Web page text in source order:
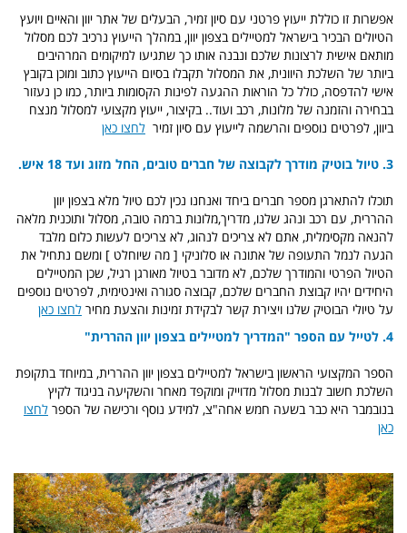
אפשרות זו כוללת ייעוץ פרטני עם סיון זמיר, הבעלים של אתר יוון והאיים ויועץ
הטיולים הבכיר בישראל למטיילים בצפון יוון, במהלך הייעוץ נרכיב לכם מסלול
מותאם אישית לרצונות שלכם ונבנה אותו כך שתגיעו למיקומים המרהיבים
ביותר של השלכת היוונית, את המסלול תקבלו בסיום הייעוץ כתוב ומוכן בקובץ
אישי להדפסה, כולל כל הוראות ההגעה לפינות הקסומות ביותר, כמו כן נעזור
בבחירה והזמנה של מלונות, רכב ועוד.. בקיצור, ייעוץ מקצועי למסלול מנצח
ביוון, לפרטים נוספים והרשמה לייעוץ עם סיון זמיר לחצו כאן
3. טיול בוטיק מודרך לקבוצה של חברים טובים, החל מזוג ועד 18 איש.
תוכלו להתארגן מספר חברים ביחד ואנחנו נכין לכם טיול מלא בצפון יוון
ההררית, עם רכב ונהג שלנו, מדריך,מלונות ברמה טובה, מסלול ותוכנית מלאה
להנאה מקסימלית, אתם לא צריכים לנהוג, לא צריכים לעשות כלום מלבד
הגעה לנמל התעופה של אתונה או סלוניקי [ מה שיוחלט ] ומשם נתחיל את
הטיול הפרטי והמודרך שלכם, לא מדובר בטיול מאורגן רגיל, שכן המטיילים
היחידים יהיו קבוצת החברים שלכם, קבוצה סגורה ואינטימית, לפרטים נוספים
על טיולי הבוטיק שלנו ויצירת קשר לבקידת זמינות והצעת מחיר לחצו כאן
4. לטייל עם הספר "המדריך למטיילים בצפון יוון ההררית"
הספר המקצועי הראשון בישראל למטיילים בצפון יוון ההררית, במיוחד בתקופת
השלכת חשוב לבנות מסלול מדוייק ומוקפד מאחר והשקיעה בניגוד לקיץ
בנובמבר היא כבר בשעה חמש אחה"צ, למידע נוסף ורכישה של הספר לחצו
כאן